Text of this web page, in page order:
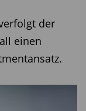
der
einen